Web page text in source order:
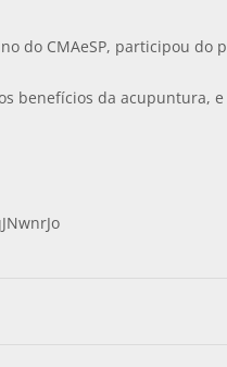
do CMAeSP, participou do
benefícios da acupuntura,